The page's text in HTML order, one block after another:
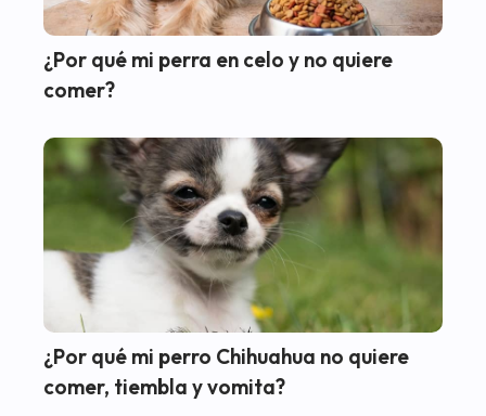
¿Por qué mi perra en celo y no quiere
comer?
¿Por qué mi perro Chihuahua no quiere
comer, tiembla y vomita?